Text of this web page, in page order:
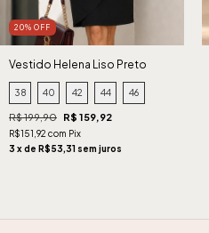
20% OFF
Vestido Helena Liso Preto
38 40 42 44 46
R$ 199,90 R$ 159,92
R$151,92 com Pix
3 x de R$53,31 sem juros